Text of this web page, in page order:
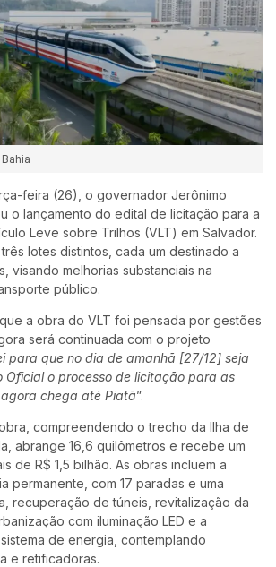
feira (26), o governador Jerônimo
o lançamento do edital de licitação para a
Leve sobre Trilhos (VLT) em Salvador.
lotes distintos, cada um destinado a
visando melhorias substanciais na
público.
a obra do VLT foi pensada por gestões
será continuada com o projeto
para que no dia de amanhã [27/12] seja
Oficial o processo de licitação para as
chega até Piatã”.
compreendendo o trecho da Ilha de
abrange 16,6 quilômetros e recebe um
de R$ 1,5 bilhão. As obras incluem a
permanente, com 17 paradas e uma
recuperação de túneis, revitalização da
com iluminação LED e a
de energia, contemplando
e retificadoras.